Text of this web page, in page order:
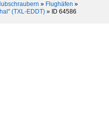
» Flughäfen »
(TXL-EDDT) » ID 64586